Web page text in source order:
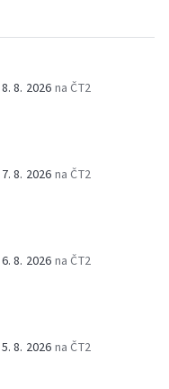
8. 8. 2026 na ČT2
7. 8. 2026 na ČT2
6. 8. 2026 na ČT2
5. 8. 2026 na ČT2